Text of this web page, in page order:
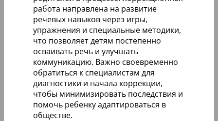
работа направлена на развитие
речевых навыков через игры,
упражнения и специальные методики,
что позволяет детям постепенно
осваивать речь и улучшать
коммуникацию. Важно своевременно
обратиться к специалистам для
диагностики и начала коррекции,
чтобы минимизировать последствия и
помочь ребенку адаптироваться в
обществе.